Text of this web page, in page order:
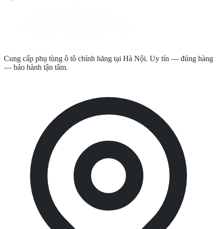
Cung cấp phụ tùng ô tô chính hãng tại Hà Nội. Uy tín — đúng hàng
— bảo hành tận tâm.